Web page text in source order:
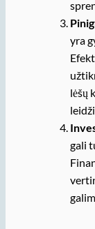
yra
lėšų
gali